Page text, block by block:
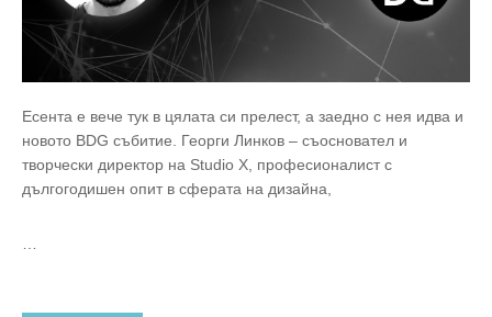
Есента е вече тук в цялата си прелест, а заедно с нея идва и
новото BDG събитие. Георги Линков – съосновател и
творчески директор на Studio X, професионалист с
дългогодишен опит в сферата на дизайна,